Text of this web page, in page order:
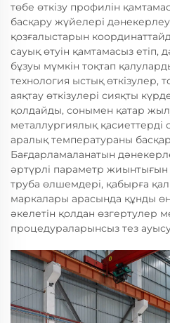
төбе өткізу профилін
басқару жүйелері
қозғалыстарын
сауық өтуін қамтамасыз етіп,
бұзуы мүмкін тоқтап
технология ыстық өткізулер,
аяқтау өткізулері сияқты
қолдайды, сонымен қатар
металлургиялық қасиеттерді
аралық температураны
Бағдарламаланатын
әртүрлі параметр жиынтығын
труба өлшемдері, қабырға
маркалары арасында құнды
әкелетін қолдан өзгертулер
процедураларынсыз тез